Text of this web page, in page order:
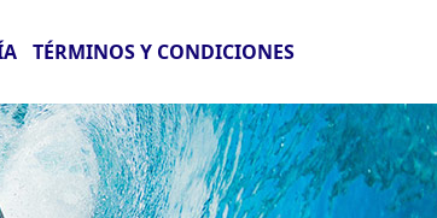
TÉRMINOS Y CONDICIONES